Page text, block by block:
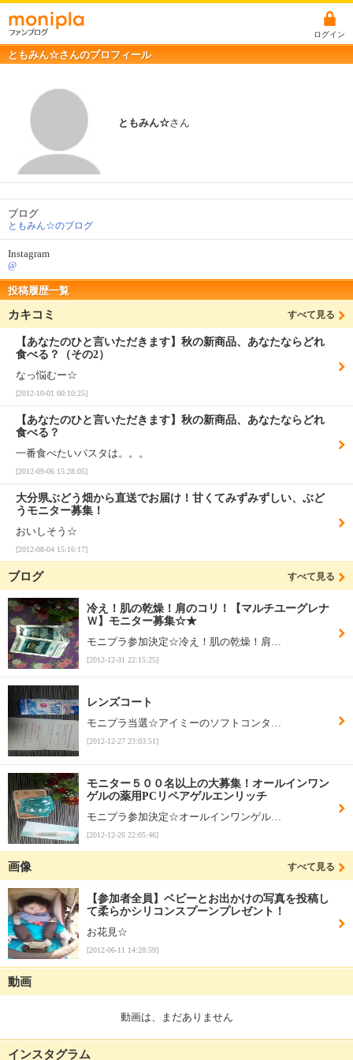
ログイン
ともみん☆さんのプロフィール
ともみん☆さん
ブログ
ともみん☆のブログ
Instagram
@
投稿履歴一覧
カキコミ すべて見る
【あなたのひと言いただきます】秋の新商品、あなたならどれ
食べる？（その2）
なっ悩むー☆
[2012-10-01 00:10:25]
【あなたのひと言いただきます】秋の新商品、あなたならどれ
食べる？
一番食べたいパスタは。。。
[2012-09-06 15:28:05]
大分県ぶどう畑から直送でお届け！甘くてみずみずしい、ぶど
うモニター募集！
おいしそう☆
[2012-08-04 15:16:17]
ブログ すべて見る
冷え！肌の乾燥！肩のコリ！【マルチユーグレナ
Ｗ】モニター募集☆★
モニプラ参加決定☆冷え！肌の乾燥！肩…
[2012-12-31 22:15:25]
レンズコート
モニプラ当選☆アイミーのソフトコンタ…
[2012-12-27 23:03:51]
モニター５００名以上の大募集！オールインワン
ゲルの薬用PCリペアゲルエンリッチ
モニプラ参加決定☆オールインワンゲル…
[2012-12-26 22:05:46]
画像 すべて見る
【参加者全員】ベビーとお出かけの写真を投稿し
て柔らかシリコンスプーンプレゼント！
お花見☆
[2012-06-11 14:28:59]
動画
動画は、まだありません
インスタグラム